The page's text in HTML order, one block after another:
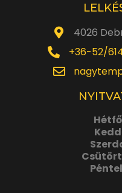
4026
+36-52/